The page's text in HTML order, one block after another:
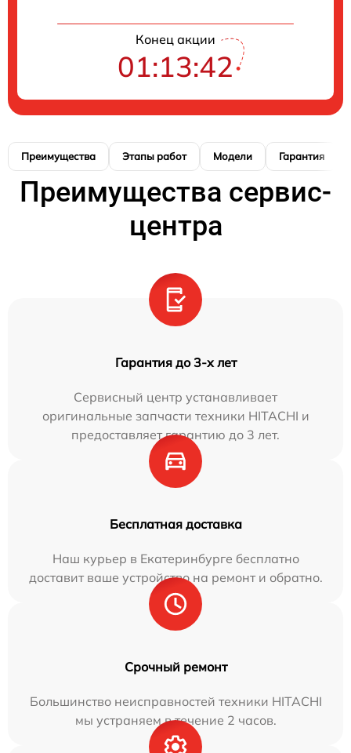
Конец акции
01:13:42
Преимущества Этапы работ Модели Гарантия
Преимущества сервис-
центра
Гарантия до 3-х лет
Сервисный центр устанавливает
оригинальные запчасти техники HITACHI и
предоставляет гарантию до 3 лет.
Бесплатная доставка
Наш курьер в Екатеринбурге бесплатно
доставит ваше устройство на ремонт и обратно.
Срочный ремонт
Большинство неисправностей техники HITACHI
мы устраняем в течение 2 часов.